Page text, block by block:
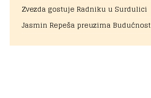
Zvezda gostuje Radniku u Surdulici
Jasmin Repeša preuzima Budućnost